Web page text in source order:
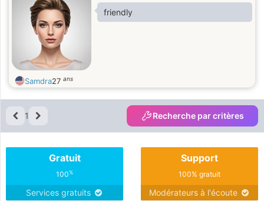
friendly
Samdra27 ans
1 Recherche par critères
Gratuit
100%
Services gratuits
Support
100% gratuit
Modérateurs à l'écoute